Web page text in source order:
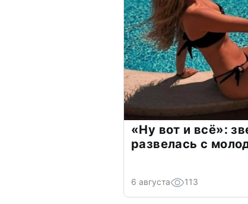
«Ну вот и всё»:
развелась с
6 августа 113